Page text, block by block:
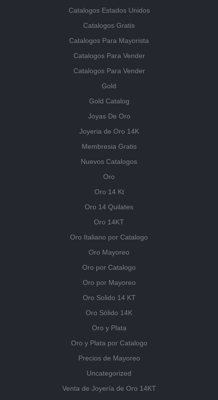
Catalogos Estados Unidos
Catalogos Gratis
Catalogos Para Mayorista
Catalogos Para Vender
Catalogos Para Vender
Gold
Gold Catalog
Joyas De Oro
Joyeria de Oro 14K
Membresia Gratis
Nuevos Catalogos
Oro
Oro 14 Kt
Oro 14 Quilates
Oro 14KT
Oro Italiano por Catalogo
Oro Mayoreo
Oro por Catalogo
Oro por Mayoreo
Oro Solido 14 KT
Oro Sólido 14K
Oro y Plata
Oro y Plata por Catalogo
Precios de Mayoreo
Uncategorized
Venta de Joyería de Oro 14KT